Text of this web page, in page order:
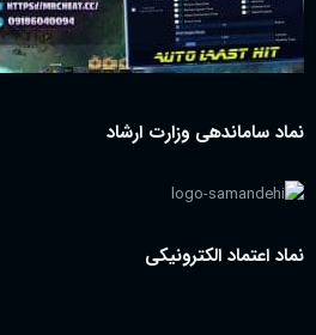
نماد ساماندهی وزارت ارشاد
نماد اعتماد الکترونیکی